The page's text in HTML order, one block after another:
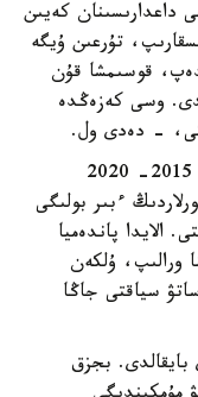
-جىلعى قارجى داعدارىسىنان كەيىن
تۇرعىن ۇيگە
قوسىمشا قۇن
وسى كەزەڭدە
- دەدى ول.
كەيىن نارىق جاڭا جاعدايعا بەيىمدەلدى. 2015- 2020
ءبىر بولىگى
الايدا پاندەميا
ورالىپ، ۇلكەن
سياقتى جاڭا
2023 -جىلدارى بايقالدى. بجزق